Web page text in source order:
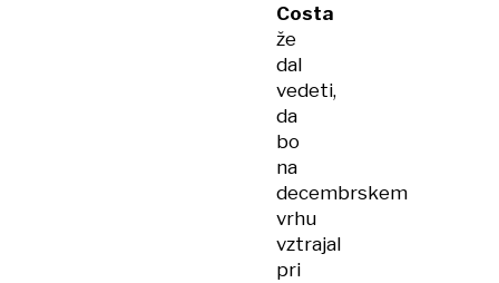
Costa
že
dal
vedeti,
da
bo
na
decembrskem
vrhu
vztrajal
pri